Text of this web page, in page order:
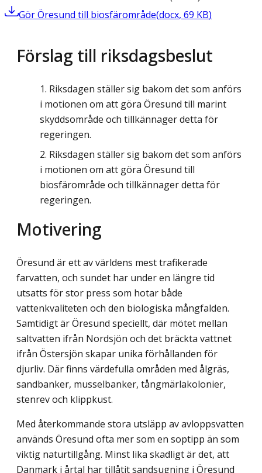
Gör Öresund till biosfärområde(docx, 69 KB)
Förslag till riksdagsbeslut
Riksdagen ställer sig bakom det som anförs
i motionen om att göra Öresund till marint
skyddsområde och tillkännager detta för
regeringen.
Riksdagen ställer sig bakom det som anförs
i motionen om att göra Öresund till
biosfärområde och tillkännager detta för
regeringen.
Motivering
Öresund är ett av världens mest trafikerade
farvatten, och sundet har under en längre tid
utsatts för stor press som hotar både
vattenkvaliteten och den biologiska mångfalden.
Samtidigt är Öresund speciellt, där mötet mellan
saltvatten ifrån Nordsjön och det bräck­ta vattnet
ifrån Östersjön skapar unika förhållanden för
djurliv. Där finns värdefulla om­råden med ålgräs,
sandbanker, musselbanker, tångmärlakolonier,
stenrev och klippkust.
Med återkommande stora utsläpp av avloppsvatten
används Öresund ofta mer som en soptipp än som
viktig naturtillgång. Minst lika skadligt är det, att
Danmark i årtal har tillåtit sandsugning i Öresund